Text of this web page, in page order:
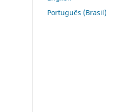
Português (Brasil)